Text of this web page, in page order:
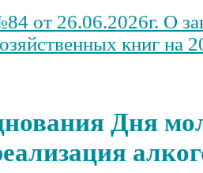
от 26.06.2026г. О
книг на
Дня